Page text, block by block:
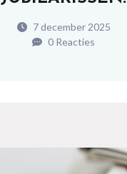
7 december 2025
0 Reacties